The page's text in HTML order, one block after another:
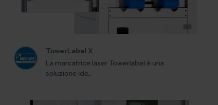
TowerLabel X
La marcatrice laser Towerlabel è una
soluzione ide...